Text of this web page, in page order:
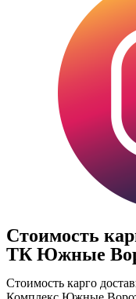
Стоимость
ТК Южные
Стоимость карго